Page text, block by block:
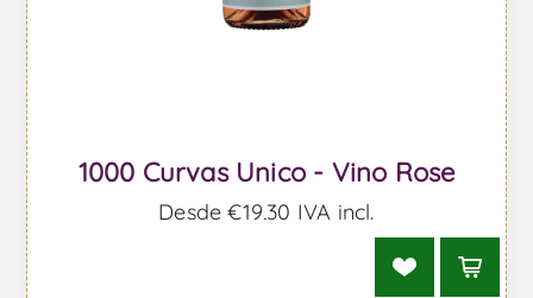
1000 Curvas Unico - Vino Rose
Desde €19,30 IVA incl.